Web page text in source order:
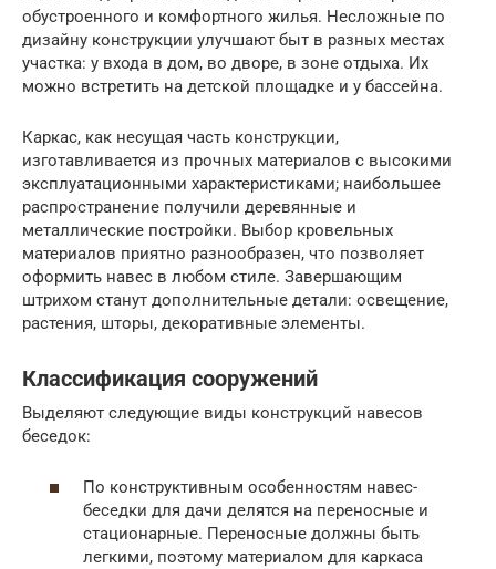
обустроенного и комфортного жилья. Несложные по
дизайну конструкции улучшают быт в разных местах
участка: у входа в дом, во дворе, в зоне отдыха. Их
можно встретить на детской площадке и у бассейна.
Каркас, как несущая часть конструкции,
изготавливается из прочных материалов с высокими
эксплуатационными характеристиками; наибольшее
распространение получили деревянные и
металлические постройки. Выбор кровельных
материалов приятно разнообразен, что позволяет
оформить навес в любом стиле. Завершающим
штрихом станут дополнительные детали: освещение,
растения, шторы, декоративные элементы.
Классификация сооружений
Выделяют следующие виды конструкций навесов
беседок:
По конструктивным особенностям навес-
беседки для дачи делятся на переносные и
стационарные. Переносные должны быть
легкими, поэтому материалом для каркаса